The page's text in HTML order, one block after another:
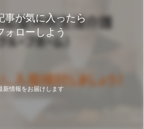
事が気に入ったら
ォローしよう
新情報をお届けします